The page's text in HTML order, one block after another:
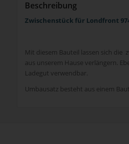
Beschreibung
Zwischenstück für Londfront
Mit diesem Bauteil lassen sich die
aus unserem Hause verlängern.
Ladegut verwendbar.
Umbausatz besteht aus einem